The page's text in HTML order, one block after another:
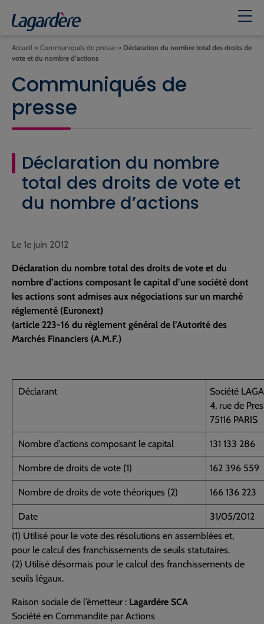
Accueil » Communiqués de presse » Déclaration du nombre total des droits de
vote et du nombre d’actions
Communiqués de
presse
Déclaration du nombre
total des droits de vote et
du nombre d’actions
Le 1e juin 2012
Déclaration du nombre total des droits de vote et du
nombre d’actions composant le capital d’une société dont
les actions sont admises aux négociations sur un marché
réglementé (Euronext)
(article 223-16 du règlement général de l’Autorité des
Marchés Financiers (A.M.F.)
Déclarant
Société
4, rue de
75116 PARIS
Nombre d’actions composant le capital 131 133 286
Nombre de droits de vote (1) 162 396 559
Nombre de droits de vote théoriques (2) 166 136 223
Date
31/05/2012
(1) Utilisé pour le vote des résolutions en assemblées et,
pour le calcul des franchissements de seuils statutaires.
(2) Utilisé désormais pour le calcul des franchissements de
seuils légaux.
Raison sociale de l’émetteur : Lagardère SCA
Société en Commandite par Actions